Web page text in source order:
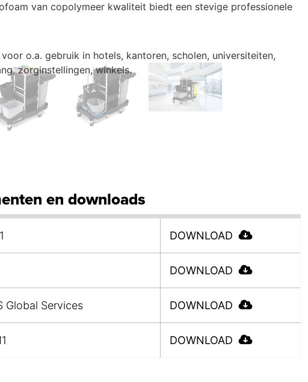
van copolymeer kwaliteit biedt een stevige professionele
o.a. gebruik in hotels, kantoren, scholen, universiteiten,
zorginstellingen, winkels.
en downloads
DOWNLOAD
DOWNLOAD
Global Services DOWNLOAD
DOWNLOAD